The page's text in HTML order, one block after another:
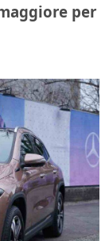
per